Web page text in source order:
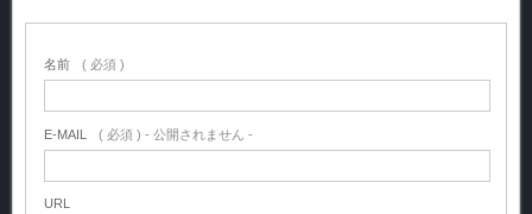
名前 ( 必須 )
E-MAIL ( 必須 ) - 公開されません -
URL